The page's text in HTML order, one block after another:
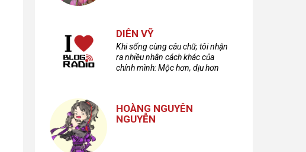
DIÊN VỸ
Khi sống cùng câu chữ, tôi nhận
ra nhiều nhân cách khác của
chính mình: Mộc hơn, dịu hơn
HOÀNG NGUYÊN
NGUYỄN